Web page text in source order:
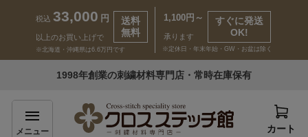
税込 33,000 円
以上のお買い上げで
送料
無料
※北海道・沖縄県は6.6万円です
1,100円～
承ります
すぐに発送
OK!
※定休日・年末年始・GW・お盆は除く
1998年創業の刺繍材料専門店・常時在庫保有
メニュー カート
いらっしゃいませ ゲスト 様